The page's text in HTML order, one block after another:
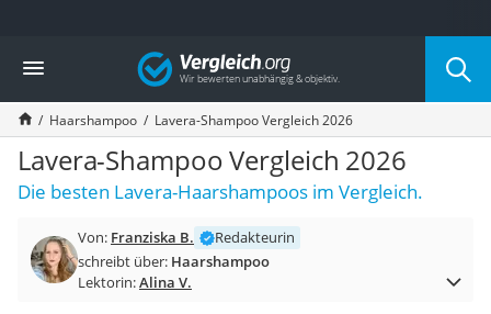
Die beliebtesten Vergleiche nach Kategorie
Drogerie
Inhalator
Haarschneider
Rollator
Braun Rasierer
Katzenklappe (Chip)
Masturbator
Massagepistole
Vergleich
Haarshampoo Lavera-Shampoo Vergleich 2026
Lavera-Shampoo Vergleich 2026
Die besten Lavera-Haarshampoos im Vergleich.
Von: Franziska B.
Redakteurin
schreibt über: Haarshampoo
Lektorin:Alina V.